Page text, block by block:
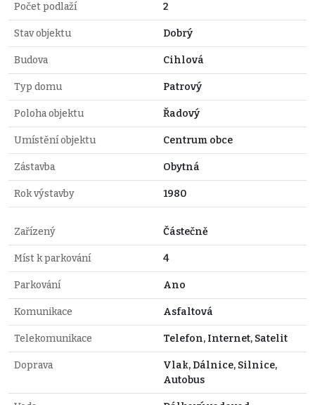
Počet podlaží 2
Stav objektu Dobrý
Budova Cihlová
Typ domu Patrový
Poloha objektu Řadový
Umístění objektu Centrum obce
Zástavba Obytná
Rok výstavby 1980
Zařízený Částečně
Míst k parkování 4
Parkování Ano
Komunikace Asfaltová
Telekomunikace Telefon, Internet, Satelit
Doprava
Vlak, Dálnice, Silnice,
Autobus